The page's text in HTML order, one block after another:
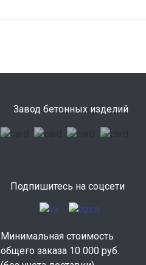
Завод бетонных изделий
Подпишитесь на соцсети
Минимальная стоимость
общего заказа 10 000 руб.